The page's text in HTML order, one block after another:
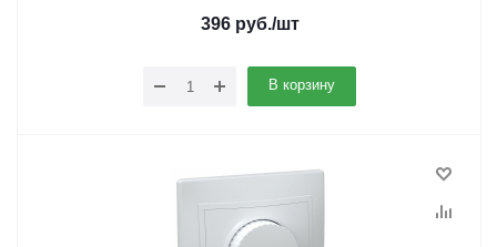
396руб./шт
В корзину